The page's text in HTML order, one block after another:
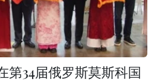
第34届俄罗斯莫斯科国